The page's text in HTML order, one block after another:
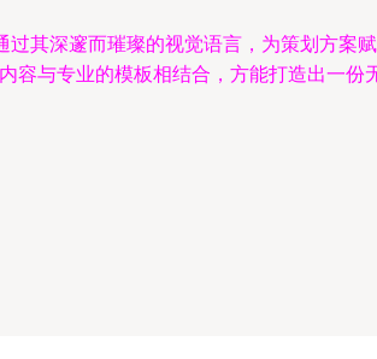
其深邃而璀璨的视觉语言，为策划方案
与专业的模板相结合，方能打造出一